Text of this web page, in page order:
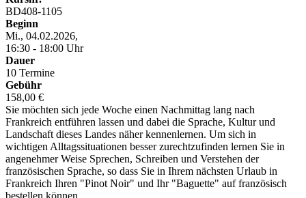
BD408-1105
Beginn
Mi., 04.02.2026,
16:30 - 18:00 Uhr
Dauer
10 Termine
Gebühr
158,00 €
Sie möchten sich jede Woche einen Nachmittag lang nach
Frankreich entführen lassen und dabei die Sprache, Kultur und
Landschaft dieses Landes näher kennenlernen. Um sich in
wichtigen Alltagssituationen besser zurechtzufinden lernen Sie in
angenehmer Weise Sprechen, Schreiben und Verstehen der
französischen Sprache, so dass Sie in Ihrem nächsten Urlaub in
Frankreich Ihren "Pinot Noir" und Ihr "Baguette" auf französisch
bestellen können.